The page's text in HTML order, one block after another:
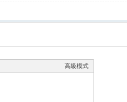
高級模式